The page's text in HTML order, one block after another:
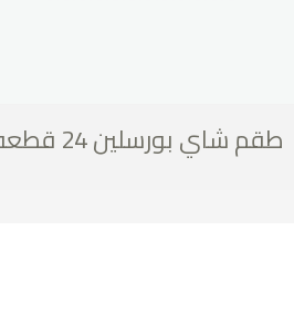
طقم شاي بورسلين 24 قطعه